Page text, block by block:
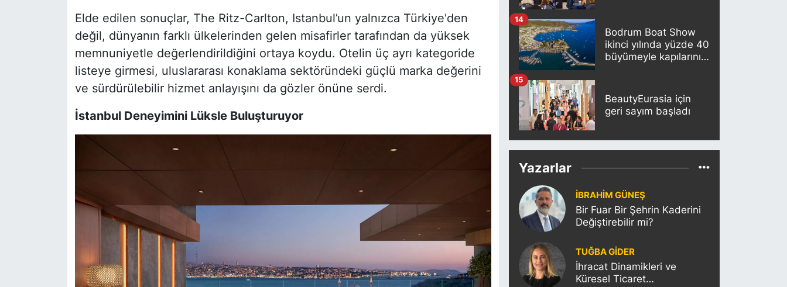
Elde edilen sonuçlar, The Ritz-Carlton, Istanbul’un yalnızca Türkiye'den
değil, dünyanın farklı ülkelerinden gelen misafirler tarafından da yüksek
memnuniyetle değerlendirildiğini ortaya koydu. Otelin üç ayrı kategoride
listeye girmesi, uluslararası konaklama sektöründeki güçlü marka değerini
ve sürdürülebilir hizmet anlayışını da gözler önüne serdi.
İstanbul Deneyimini Lüksle Buluşturuyor
Bodrum Boat Show
ikinci yılında yüzde 40
büyümeyle kapılarını
14
BeautyEurasia için
geri sayım başladı
15
Yazarlar
İBRAHİM GÜNEŞ
Bir Fuar Bir Şehrin Kaderini
Değiştirebilir mi?
TUĞBA GİDER
İhracat Dinamikleri ve
Küresel Ticaret